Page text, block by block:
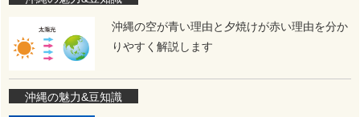
沖縄の空が青い理由と夕焼けが赤い理由を分か
りやすく解説します
沖縄の魅力&豆知識